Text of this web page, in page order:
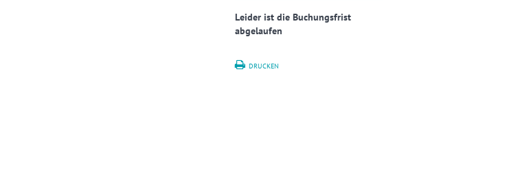
Leider ist die Buchungsfrist
abgelaufen
DRUCKEN